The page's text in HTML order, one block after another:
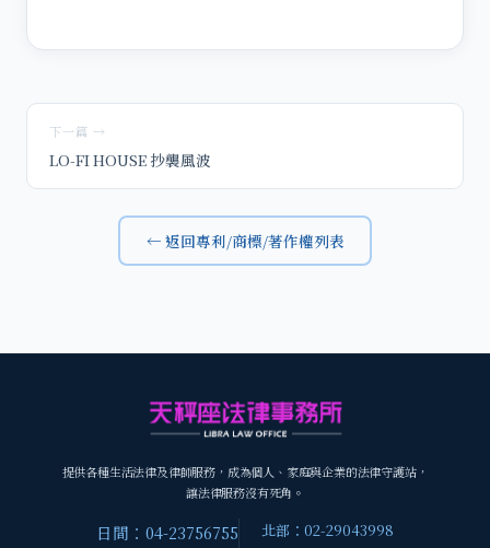
下一篇 →
LO-FI HOUSE 抄襲風波
← 返回專利/商標/著作權列表
提供各種生活法律及律師服務，成為個人、家庭與企業的法律守護站，
讓法律服務沒有死角。
日間：04-23756755
北部：02-29043998